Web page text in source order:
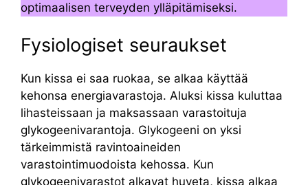
optimaalisen terveyden ylläpitämiseksi.
Fysiologiset seuraukset
Kun kissa ei saa ruokaa, se alkaa käyttää
kehonsa energiavarastoja. Aluksi kissa kuluttaa
lihasteissaan ja maksassaan varastoituja
glykogeenivarantoja. Glykogeeni on yksi
tärkeimmistä ravintoaineiden
varastointimuodoista kehossa. Kun
glykogeenivarastot alkavat huveta, kissa alkaa